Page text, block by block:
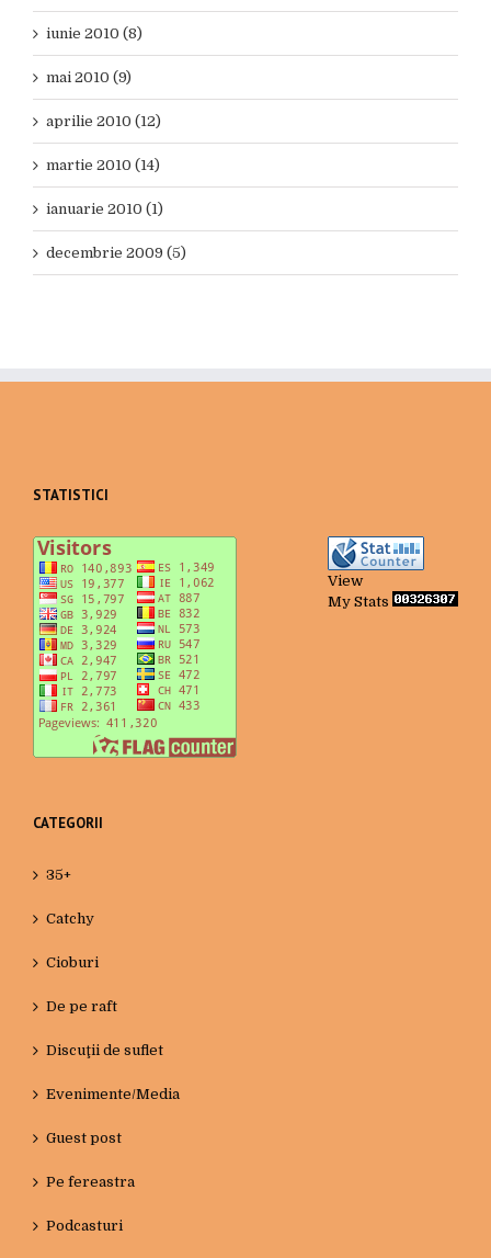
iunie 2010 (8)
mai 2010 (9)
aprilie 2010 (12)
martie 2010 (14)
ianuarie 2010 (1)
decembrie 2009 (5)
STATISTICI
View
My Stats
CATEGORII
35+
Catchy
Cioburi
De pe raft
Discuţii de suflet
Evenimente/Media
Guest post
Pe fereastra
Podcasturi